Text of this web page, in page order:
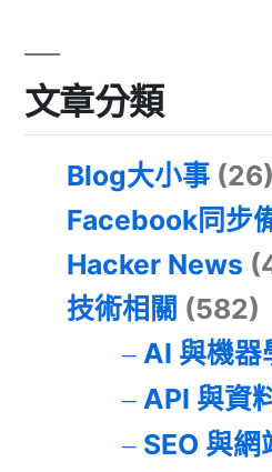
文章分類
Blog大小事 (26)
Facebook同步
Hacker News
技術相關 (582)
AI 與機器
API 與資
SEO 與網